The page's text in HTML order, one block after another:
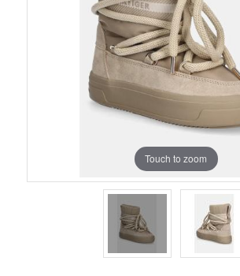
Touch to zoom